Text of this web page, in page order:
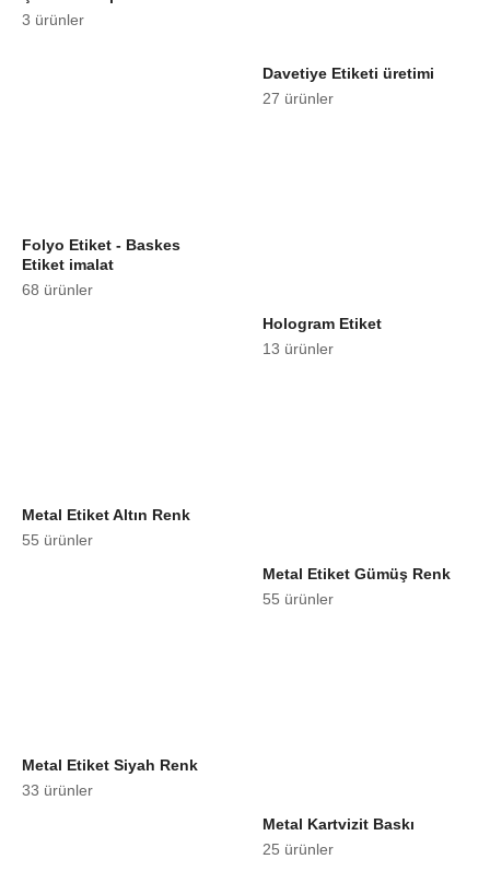
3 ürünler
Davetiye Etiketi üretimi
27 ürünler
Folyo Etiket - Baskes
Etiket imalat
68 ürünler
Hologram Etiket
13 ürünler
Metal Etiket Altın Renk
55 ürünler
Metal Etiket Gümüş Renk
55 ürünler
Metal Etiket Siyah Renk
33 ürünler
Metal Kartvizit Baskı
25 ürünler